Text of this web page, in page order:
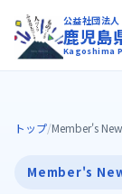
公益社団法人
鹿児島
Kagoshima
トップ/Member's
Member's